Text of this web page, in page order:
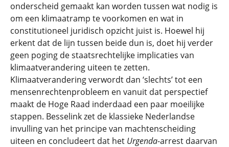
onderscheid gemaakt kan worden tussen wat nodig is
om een klimaatramp te voorkomen en wat in
constitutioneel juridisch opzicht juist is. Hoewel hij
erkent dat de lijn tussen beide dun is, doet hij verder
geen poging de staatsrechtelijke implicaties van
klimaatverandering uiteen te zetten.
Klimaatverandering verwordt dan ‘slechts’ tot een
mensenrechtenprobleem en vanuit dat perspectief
maakt de Hoge Raad inderdaad een paar moeilijke
stappen. Besselink zet de klassieke Nederlandse
invulling van het principe van machtenscheiding
uiteen en concludeert dat het Urgenda-arrest daarvan